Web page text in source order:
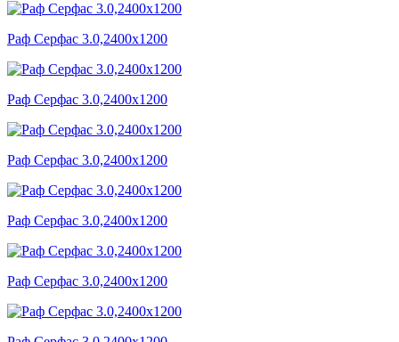
Раф Серфас 3.0,2400x1200
Раф Серфас 3.0,2400x1200
Раф Серфас 3.0,2400x1200
Раф Серфас 3.0,2400x1200
Раф Серфас 3.0,2400x1200